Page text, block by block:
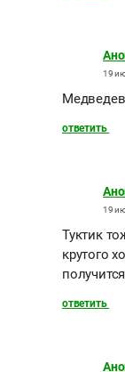
19
ответить
19
Туктик
крутого
ответить